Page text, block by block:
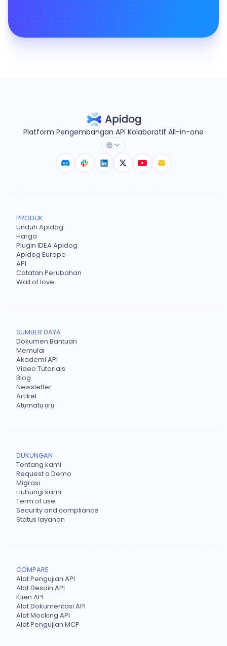
Platform Pengembangan API Kolaboratif All-in-one
PRODUK
Unduh Apidog
Harga
Plugin IDEA Apidog
Apidog Europe
API
Catatan Perubahan
Wall of love
SUMBER DAYA
Dokumen Bantuan
Memulai
Akademi API
Video Tutorials
Blog
Newsletter
Artikel
Atụmatụ ọrụ
DUKUNGAN
Tentang kami
Request a Demo
Migrasi
Hubungi kami
Term of use
Security and compliance
Status layanan
COMPARE
Alat Pengujian API
Alat Desain API
Klien API
Alat Dokumentasi API
Alat Mocking API
Alat Pengujian MCP